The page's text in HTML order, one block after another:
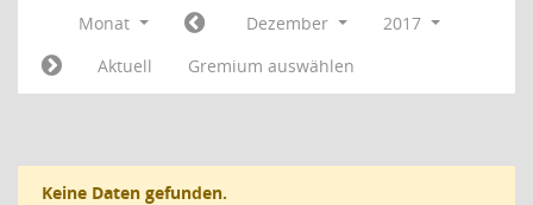
Monat Dezember
2017
Aktuell
Gremium auswählen
Keine Daten gefunden.